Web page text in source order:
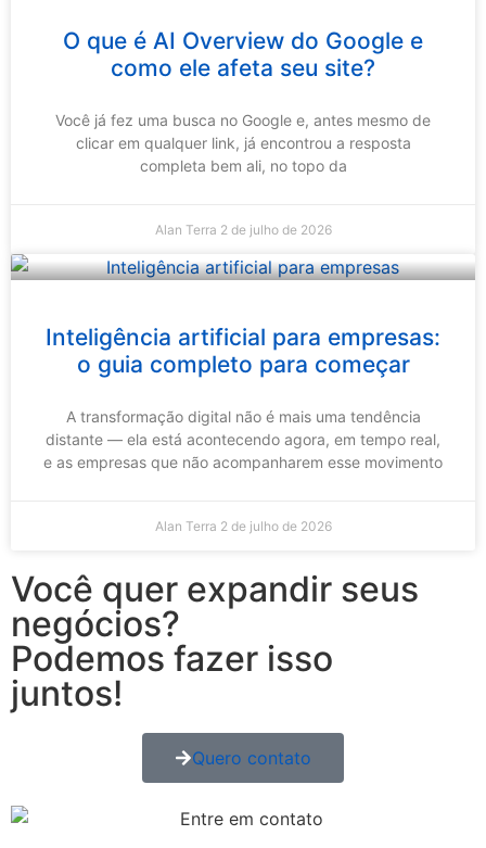
O que é AI Overview do Google e
como ele afeta seu site?
Você já fez uma busca no Google e, antes mesmo de
clicar em qualquer link, já encontrou a resposta
completa bem ali, no topo da
Alan Terra 2 de julho de 2026
Inteligência artificial para empresas:
o guia completo para começar
A transformação digital não é mais uma tendência
distante — ela está acontecendo agora, em tempo real,
e as empresas que não acompanharem esse movimento
Alan Terra 2 de julho de 2026
Você quer expandir seus
negócios?
Podemos fazer isso
juntos!
Quero contato